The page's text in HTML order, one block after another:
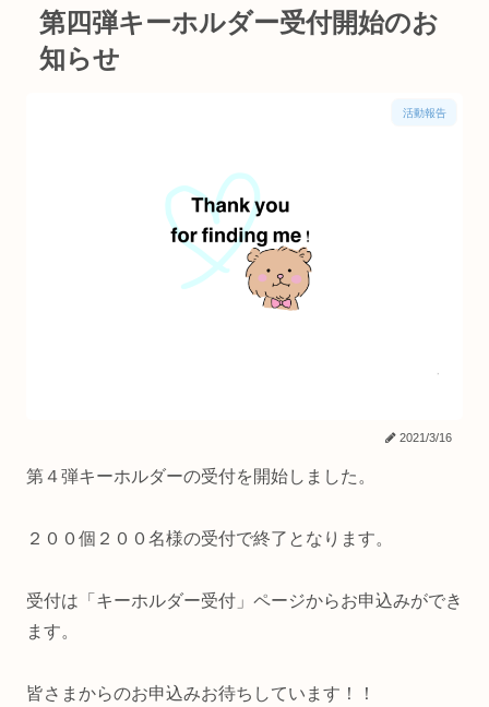
第四弾キーホルダー受付開始のお
知らせ
活動報告
2021/3/16
第４弾キーホルダーの受付を開始しました。
２００個２００名様の受付で終了となります。
受付は「キーホルダー受付」ページからお申込みができ
ます。
皆さまからのお申込みお待ちしています！！